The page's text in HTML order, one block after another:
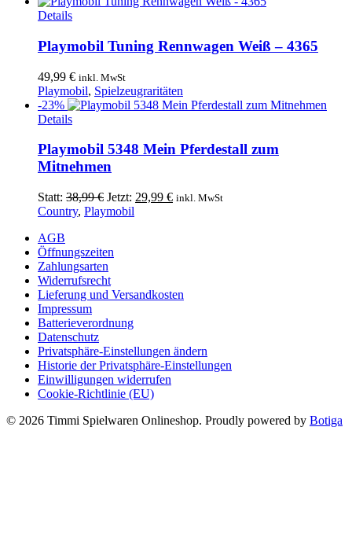
Details
Playmobil Tuning Rennwagen Weiß – 4365
49,99 € inkl. MwSt
Playmobil, Spielzeugraritäten
-23%
Details
Playmobil 5348 Mein Pferdestall zum
Mitnehmen
Statt: 38,99€ Ursprünglicher
Preis
Jetzt: 29,99 €Aktueller
inkl. MwSt
Country, Playmobil
AGB
Öffnungszeiten
Zahlungsarten
Widerrufsrecht
Lieferung und Versandkosten
Impressum
Batterieverordnung
Datenschutz
Privatsphäre-Einstellungen ändern
Historie der Privatsphäre-Einstellungen
Einwilligungen widerrufen
Cookie-Richtlinie (EU)
© 2026 Timmi Spielwaren Onlineshop. Proudly powered by Botiga